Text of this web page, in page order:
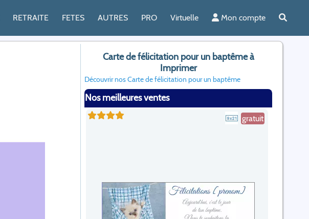
RETRAITE FETES AUTRES PRO Virtuelle Mon compte
Carte de félicitation pour un baptême à
Imprimer
Découvrir nos Carte de félicitation pour un baptême
Nos meilleures ventes
gratuit